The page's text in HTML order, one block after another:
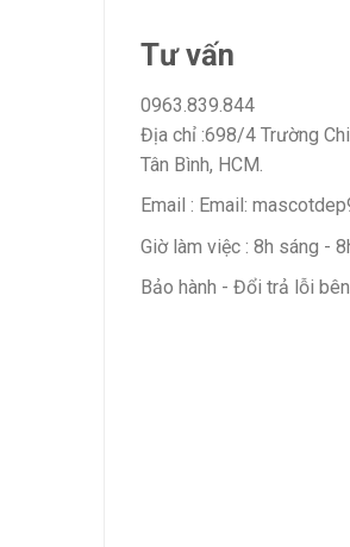
Tư vấn
0963.839.844
Địa chỉ :698/4 Trường
Tân Bình, HCM.
Email : Email:
Giờ làm việc : 8h sáng -
Bảo hành - Đổi trả lỗi